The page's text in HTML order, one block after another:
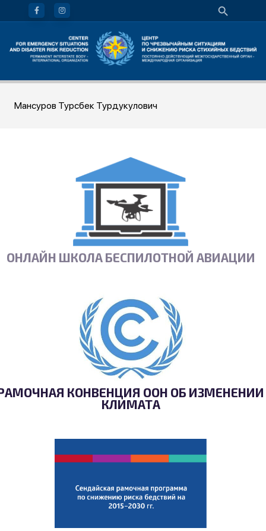
Мансуров Турсбек Турдукулович
ОНЛАЙН ШКОЛА БЕСПИЛОТНОЙ АВИАЦИИ
КОНВЕНЦИЯ ООН ОБ ИЗМЕНЕНИИ
КЛИМАТА